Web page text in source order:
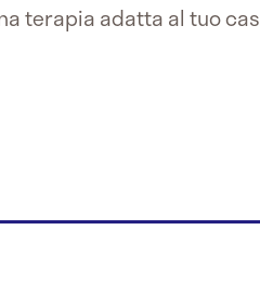
terapia adatta al tuo